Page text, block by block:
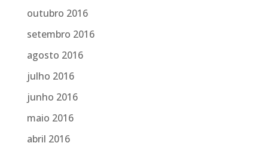
outubro 2016
setembro 2016
agosto 2016
julho 2016
junho 2016
maio 2016
abril 2016